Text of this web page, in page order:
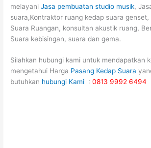
melayaniJasa pembuatan studio musik,
suara,Kontraktor ruang kedap suara genset,
Suara Ruangan, konsultan akustik ruang,
Suara kebisingan, suara dan gema.
Silahkan hubungi kami untuk mendapatkan
mengetahui Harga Pasang Kedap Suara
butuhkan hubungi Kami :0813 9992 6494